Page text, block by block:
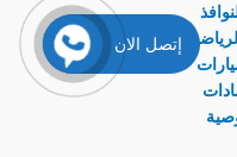
إتصل الان